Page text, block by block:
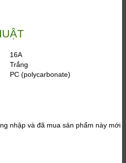
16A
Trắng
PC (polycarbonate)
nhập và đã mua sản phẩm này mới